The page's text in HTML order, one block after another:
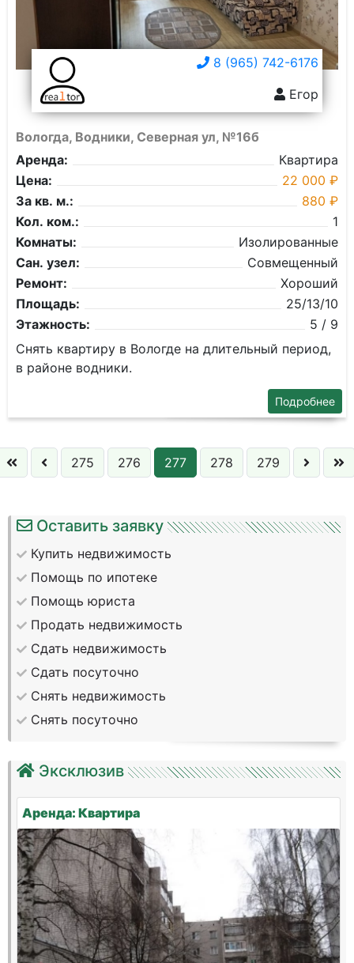
8 (965) 742-6176
Егор
Вологда, Водники, Северная ул, №16б
Аренда:
Квартира
Цена:
22 000 ₽
За кв. м.:
880 ₽
Кол. ком.:
1
Комнаты:
Изолированные
Сан. узел:
Совмещенный
Ремонт:
Хороший
Площадь:
25/13/10
Этажность:
5 / 9
Снять квартиру в Вологде на длительный период,
в районе водники.
Подробнее
275 276 277 278 279
Оставить заявку
Купить недвижимость
Помощь по ипотеке
Помощь юриста
Продать недвижимость
Сдать недвижимость
Сдать посуточно
Снять недвижимость
Снять посуточно
Эксклюзив
Аренда: Квартира